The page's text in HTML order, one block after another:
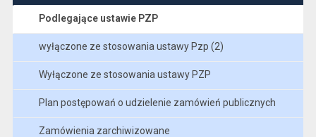
Podlegające ustawie PZP
wyłączone ze stosowania ustawy Pzp (2)
Wyłączone ze stosowania ustawy PZP
Plan postępowań o udzielenie zamówień publicznych
Zamówienia zarchiwizowane